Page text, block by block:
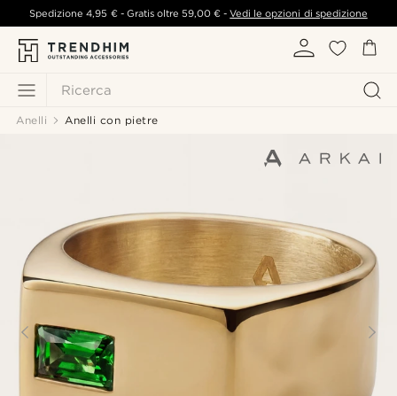
Ricerca
Spedizione4,95 €- Gratis oltre 59,00 € -Vedi le opzioni di spedizione
Anelli Anelli con pietre